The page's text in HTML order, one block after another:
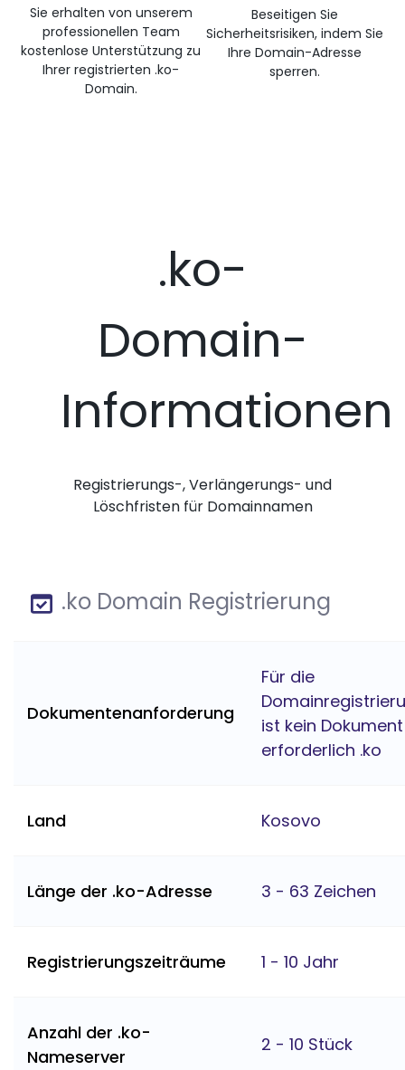
Sie erhalten von unserem
professionellen Team
kostenlose Unterstützung zu
Ihrer registrierten .ko-
Domain.
Beseitigen Sie
Sicherheitsrisiken, indem Sie
Ihre Domain-Adresse
sperren.
.ko-
Domain-
Informationen
Registrierungs-, Verlängerungs- und
Löschfristen für Domainnamen
.ko Domain Registrierung
Dokumentenanforderung
Für die
ist kein Dokument
erforderlich .ko
Land Kosovo
Länge der .ko-Adresse 3 - 63 Zeichen
Registrierungszeiträume 1 - 10 Jahr
Anzahl der .ko-
Nameserver
2 - 10 Stück